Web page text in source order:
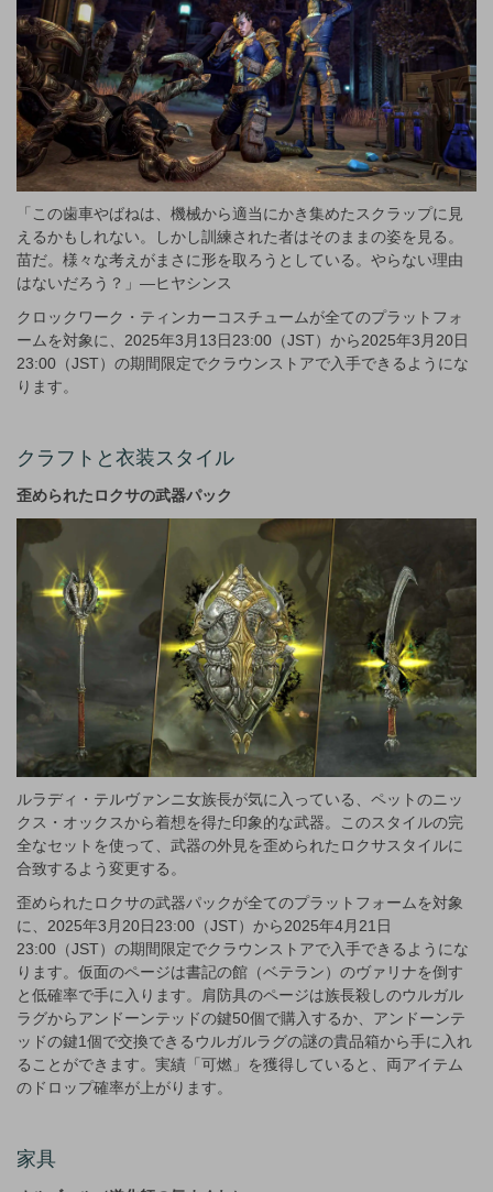
「この歯車やばねは、機械から適当にかき集めたスクラップに見
えるかもしれない。しかし訓練された者はそのままの姿を見る。
苗だ。様々な考えがまさに形を取ろうとしている。やらない理由
はないだろう？」—ヒヤシンス
クロックワーク・ティンカーコスチュームが全てのプラットフォ
ームを対象に、2025年3月13日23:00（JST）から2025年3月20日
23:00（JST）の期間限定でクラウンストアで入手できるようにな
ります。
クラフトと衣装スタイル
歪められたロクサの武器パック
ルラディ・テルヴァンニ女族長が気に入っている、ペットのニッ
クス・オックスから着想を得た印象的な武器。このスタイルの完
全なセットを使って、武器の外見を歪められたロクサスタイルに
合致するよう変更する。
歪められたロクサの武器パックが全てのプラットフォームを対象
に、2025年3月20日23:00（JST）から2025年4月21日
23:00（JST）の期間限定でクラウンストアで入手できるようにな
ります。仮面のページは書記の館（ベテラン）のヴァリナを倒す
と低確率で手に入ります。肩防具のページは族長殺しのウルガル
ラグからアンドーンテッドの鍵50個で購入するか、アンドーンテ
ッドの鍵1個で交換できるウルガルラグの謎の貴品箱から手に入れ
ることができます。実績「可燃」を獲得していると、両アイテム
のドロップ確率が上がります。
家具